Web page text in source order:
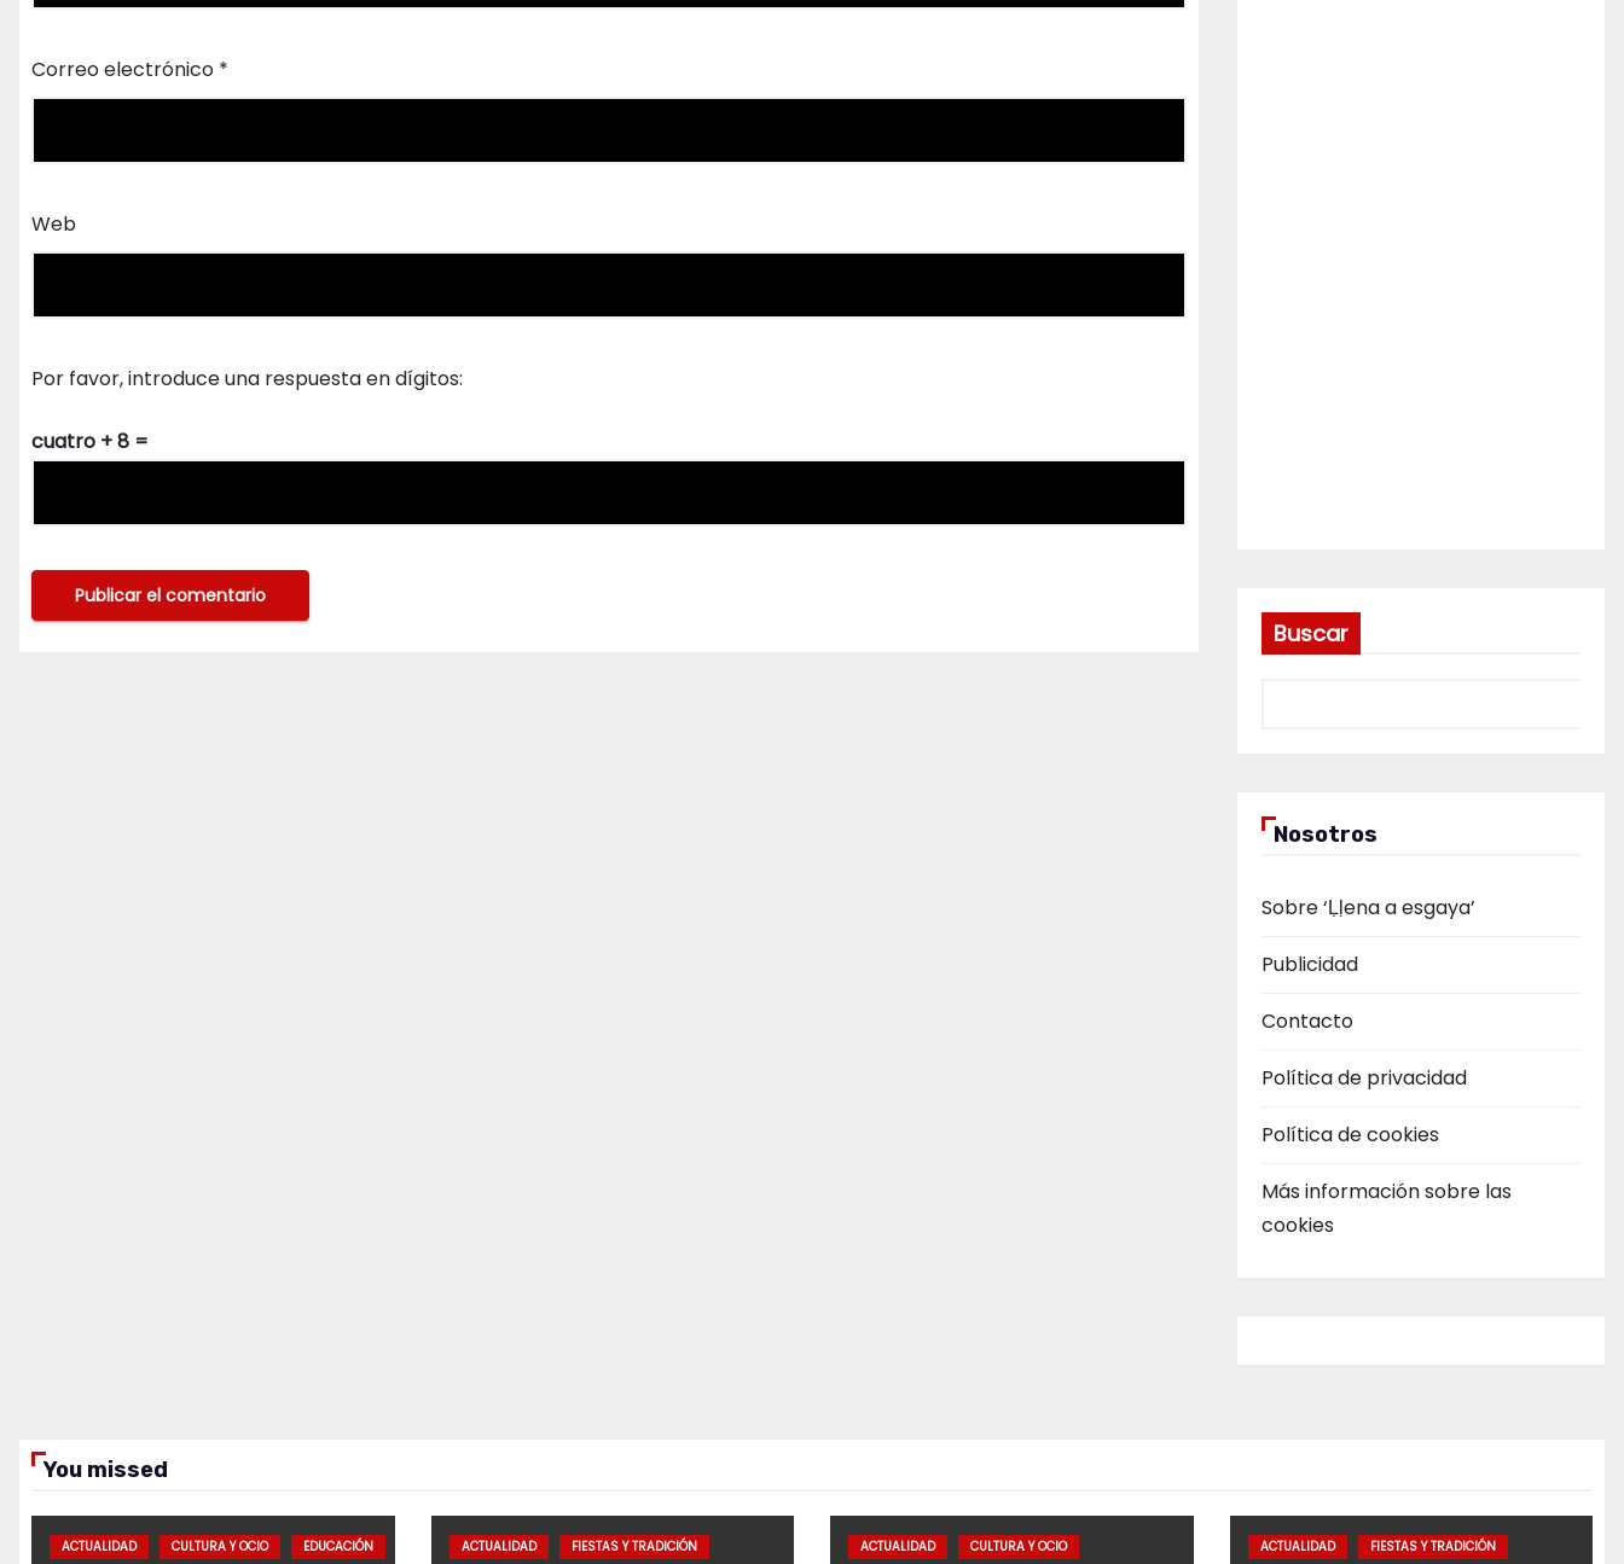
Correo electrónico *
Web
Por favor, introduce una respuesta en dígitos:
cuatro + 8 =
Buscar
Nosotros
Sobre ‘Ḷḷena a esgaya’
Publicidad
Contacto
Política de privacidad
Política de cookies
Más información sobre las
cookies
You missed
ACTUALIDAD CULTURA Y OCIO EDUCACIÓN ACTUALIDAD FIESTAS Y TRADICIÓN ACTUALIDAD CULTURA Y OCIO ACTUALIDAD FIESTAS Y TRADICIÓN